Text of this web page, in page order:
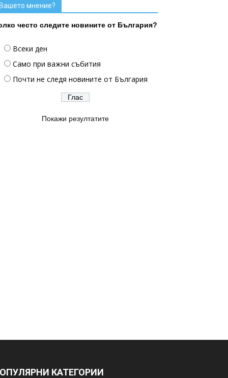
мнение?
често следите новините от България?
Всеки ден
Само при важни събития
Почти не следя новините от България
Покажи резултатите
КАТЕГОРИИ